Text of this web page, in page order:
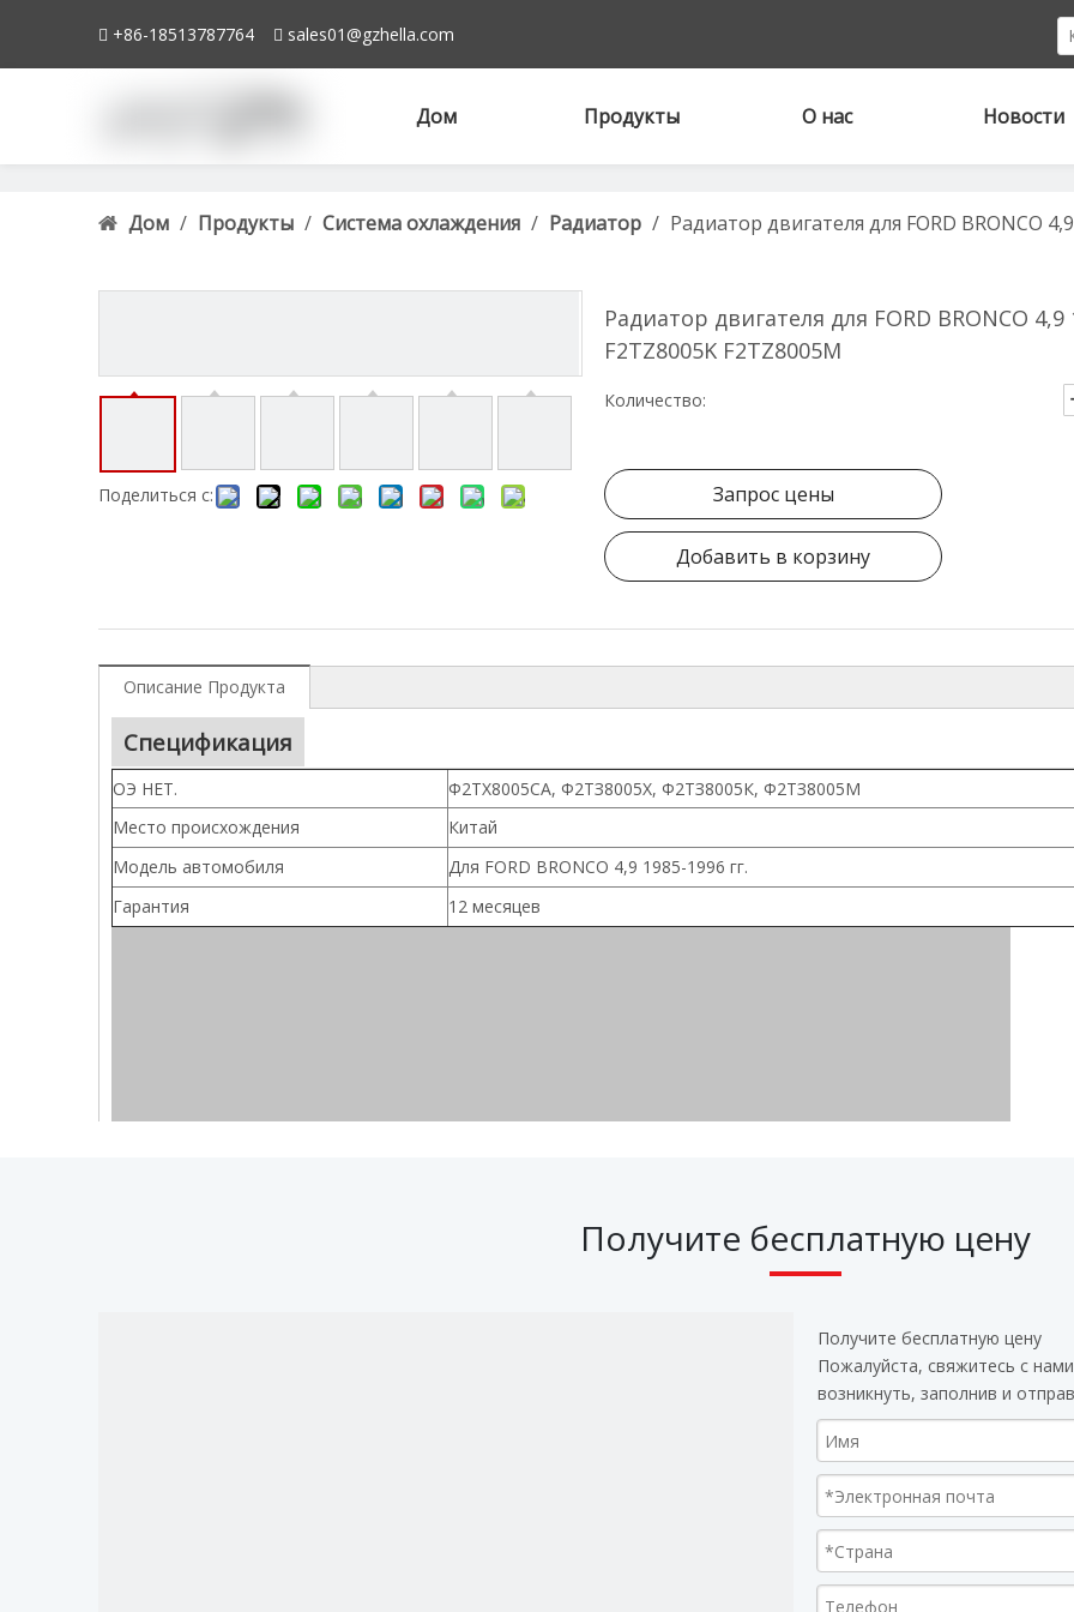
 +86-18513787764  sales01@gzhella.com
Дом Продукты О нас Новости
Дом / Продукты / Система охлаждения / Радиатор / Радиатор двигателя для FORD BRONCO
Поделиться с:
Радиатор двигателя для FORD BRONCO
F2TZ8005K F2TZ8005M
Количество:
Запрос цены
Добавить в корзину
Описание Продукта
Спецификация
ОЭ НЕТ.
Ф2ТХ8005СА, Ф2ТЗ8005Х, Ф2ТЗ8005К, Ф2ТЗ8005М
Место происхождения
Китай
Модель автомобиля
Для FORD BRONCO 4,9 1985-1996 гг.
Гарантия
12 месяцев
Получите бесплатную цену
Получите бесплатную цену
Пожалуйста, свяжитесь с
возникнуть, заполнив и